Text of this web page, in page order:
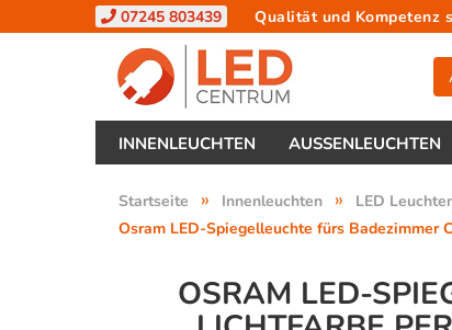
07245 803439 Qualität und Kompetenz
INNENLEUCHTEN AUSSENLEUCHTEN
Startseite » Innenleuchten » LED
Osram LED-Spiegelleuchte fürs
OSRAM LED-